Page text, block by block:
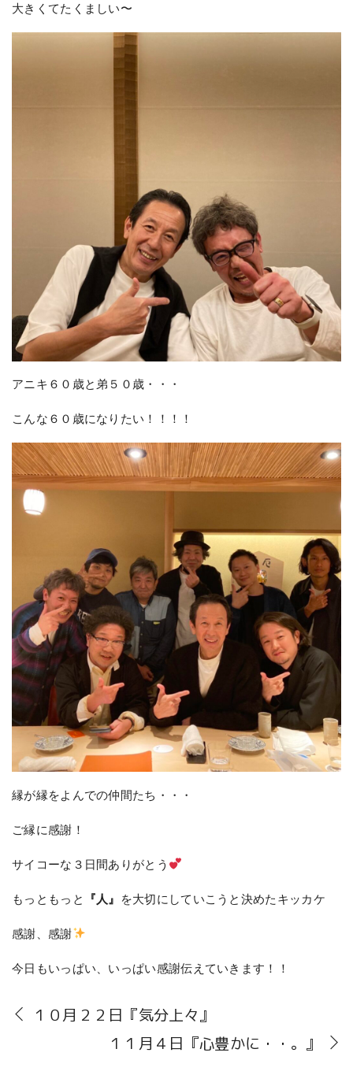
大きくてたくましい〜
アニキ６０歳と弟５０歳・・・
こんな６０歳になりたい！！！！
縁が縁をよんでの仲間たち・・・
ご縁に感謝！
サイコーな３日間ありがとう
もっともっと 『人』 を大切にしていこうと決めたキッカケ
感謝、感謝
今日もいっぱい、いっぱい感謝伝えていきます！！
１０月２２日『気分上々』
１１月４日『心豊かに・・。』